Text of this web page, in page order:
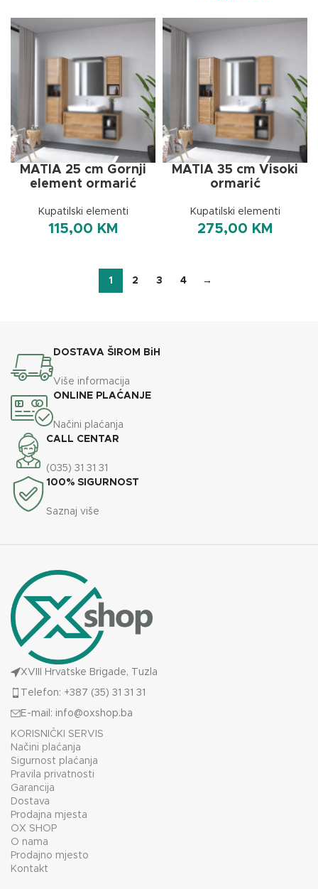
MATIA 25 cm Gornji
element ormarić
Kupatilski elementi
115,00 KM
MATIA 35 cm Visoki
ormarić
Kupatilski elementi
275,00 KM
1 2 3 4 →
DOSTAVA ŠIROM BiH
Više informacija
ONLINE PLAĆANJE
Načini plaćanja
CALL CENTAR
(035) 31 31 31
100% SIGURNOST
Saznaj više
XVIII Hrvatske Brigade, Tuzla
Telefon: +387 (35) 31 31 31
E-mail: info@oxshop.ba
KORISNIČKI SERVIS
Načini plaćanja
Sigurnost plaćanja
Pravila privatnosti
Garancija
Dostava
Prodajna mjesta
OX SHOP
O nama
Prodajno mjesto
Kontakt